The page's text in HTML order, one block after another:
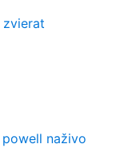
naživo